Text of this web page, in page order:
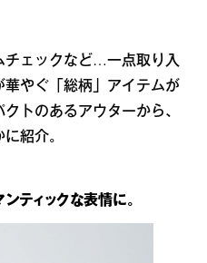
チェックなど…一点取り入
やぐ「総柄」アイテムが
トのあるアウターから、
紹介。
ティックな表情に。